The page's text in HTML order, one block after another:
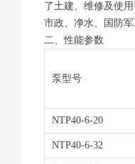
了土建、维修及使
市政、净水、国防
二、性能参数
泵型号
NTP40-6-20
NTP40-6-32